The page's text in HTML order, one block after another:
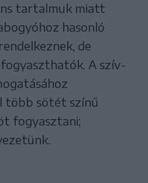
tartalmuk miatt
hasonló
de
A szív-
több sötét színű
fogyasztani;